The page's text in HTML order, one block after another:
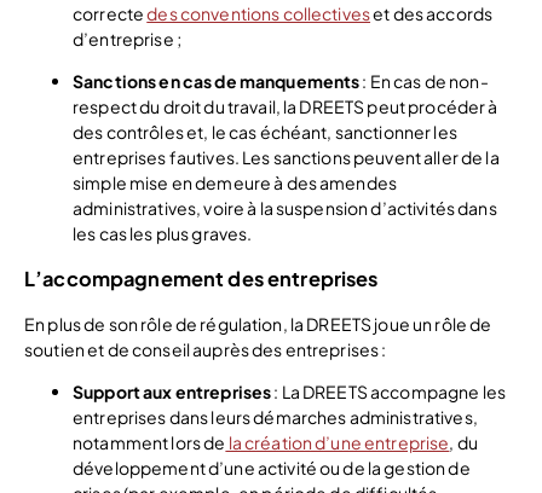
correctedes conventions collectiveset des accords
d’entreprise ;
Sanctions en cas de manquements: En cas de non-
respect du droit du travail, la DREETS peut procéder à
des contrôles et, le cas échéant, sanctionner les
entreprises fautives. Les sanctions peuvent aller de la
simple mise en demeure à des amendes
administratives, voire à la suspension d’activités dans
les cas les plus graves.
L’accompagnement des entreprises
En plus de son rôle de régulation, la DREETS joue un rôle de
soutien et de conseil auprès des entreprises :
Support aux entreprises: La DREETS accompagne les
entreprises dans leurs démarches administratives,
notamment lors de la création d’une entreprise, du
développement d’une activité ou de la gestion de